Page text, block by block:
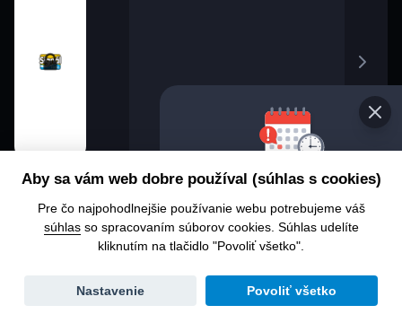
Chcete sa
Zmena
dátumu
Aby sa vám web dobre používal (súhlas s cookies)
Pre čo najpohodlnejšie používanie webu potrebujeme váš
súhlasso spracovaním súborov cookies. Súhlas udelíte
kliknutím na tlačidlo "Povoliť všetko".
Povoliť všetko
Nastavenie